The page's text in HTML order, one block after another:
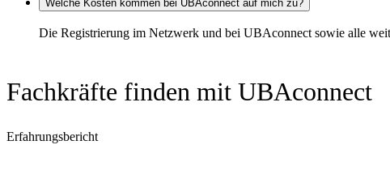
Welche Kosten kommen bei UBAconnect auf mich zu?
Die Registrierung im Netzwerk und bei UBAconnect sowie alle
Fachkräfte finden mit UBAconnect
Erfahrungsbericht